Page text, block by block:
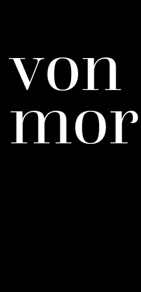
von
mor